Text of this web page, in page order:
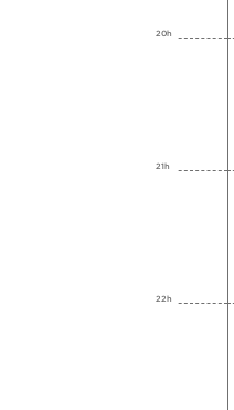
20h
21h
22h